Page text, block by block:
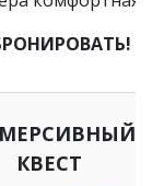
КВЕСТ